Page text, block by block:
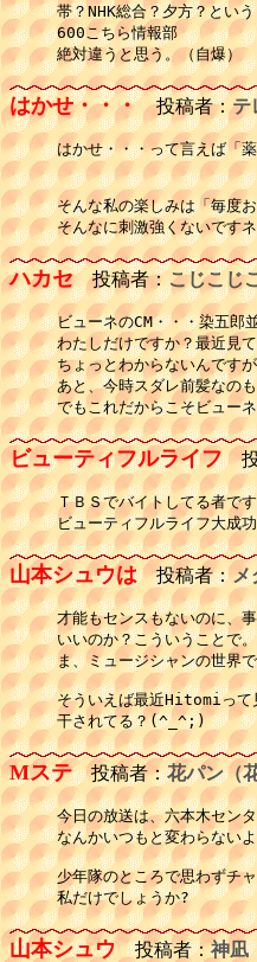
帯？NHK総合？夕方？という
600こちら情報部
はかせ・・・投稿者：テ
はかせ・・・って言えば「
そんな私の楽しみは「毎度
ハカセ投稿者： こじこじ
ビューネのCM・・・染五郎
わたしだけですか？最近見
ちょっとわからないんです
あと、今時スダレ前髪なの
でもこれだからこそビュー
ビューティフルライフ投
ＴＢＳでバイトしてる者で
ビューティフルライフ大成
山本シュウは投稿者：メ
才能もセンスもないのに、
いいのか？こういうことで。
ま、ミュージシャンの世界
そういえば最近Hitomiって
干されてる？(^_^;)
Mステ投稿者：花パン（
今日の放送は、六本木セン
なんかいつもと変わらない
少年隊のところで思わずチ
私だけでしょうか?
山本シュウ投稿者：神凪